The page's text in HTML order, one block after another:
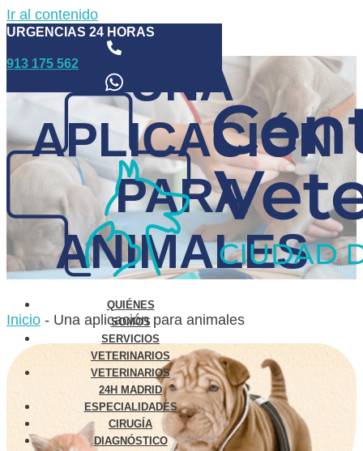
Ir al contenido
URGENCIAS 24 HORAS
913 175 562
QUIÉNES
SOMOS
SERVICIOS
VETERINARIOS
VETERINARIOS
24H MADRID
ESPECIALIDADES
CIRUGÍA
DIAGNÓSTICO
UNA
APLICACIÓN
PARA
ANIMALES
Inicio - Una aplicación para animales